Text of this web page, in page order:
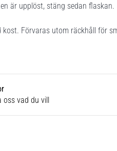
är upplöst, stäng sedan flaskan.
Förvaras utom räckhåll för
oss vad du vill